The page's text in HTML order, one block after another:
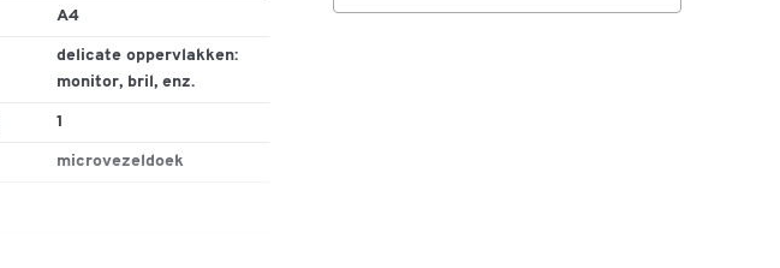
A4
delicate oppervlakken:
monitor, bril, enz.
1
microvezeldoek